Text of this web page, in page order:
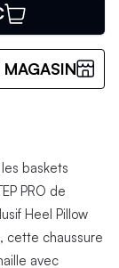
MAGASIN
baskets
PRO de
Heel Pillow
cette chaussure
avec